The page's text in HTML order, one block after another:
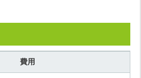
費用